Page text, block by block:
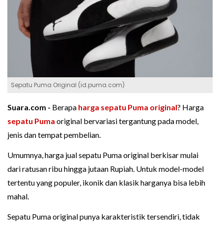
Sepatu Puma Original (id.puma.com)
Suara.com - Berapa harga sepatu Puma original? Harga
sepatu Puma original bervariasi tergantung pada model,
jenis dan tempat pembelian.
Umumnya, harga jual sepatu Puma original berkisar mulai
dari ratusan ribu hingga jutaan Rupiah. Untuk model-model
tertentu yang populer, ikonik dan klasik harganya bisa lebih
mahal.
Sepatu Puma original punya karakteristik tersendiri, tidak